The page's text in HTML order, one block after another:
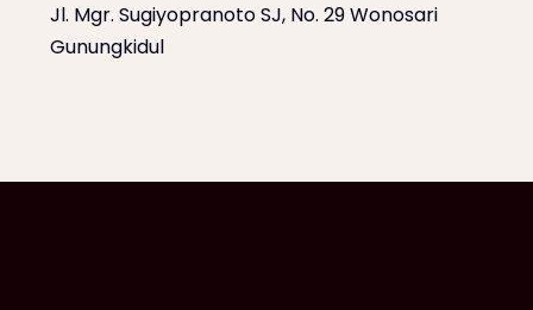
Jl. Mgr. Sugiyopranoto SJ, No. 29 Wonosari
Gunungkidul